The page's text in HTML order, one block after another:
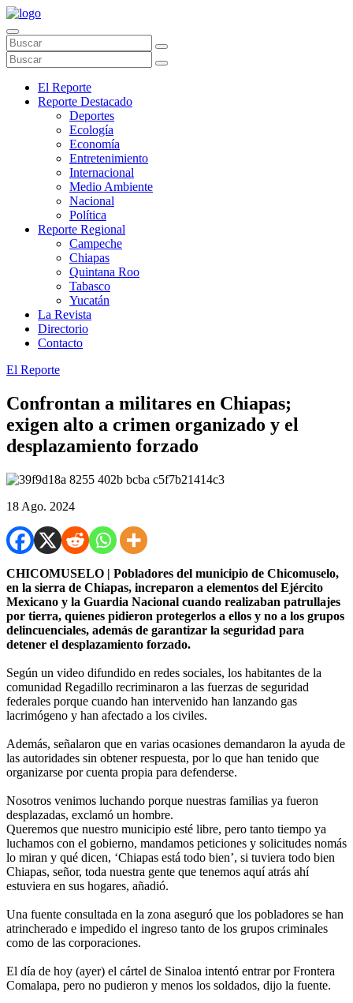
El Reporte
Reporte Destacado
Deportes
Ecología
Economía
Entretenimiento
Internacional
Medio Ambiente
Nacional
Política
Reporte Regional
Campeche
Chiapas
Quintana Roo
Tabasco
Yucatán
La Revista
Directorio
Contacto
El Reporte
Confrontan a militares en Chiapas;
exigen alto a crimen organizado y el
desplazamiento forzado
18 Ago. 2024
CHICOMUSELO | Pobladores del municipio de Chicomuselo,
en la sierra de Chiapas, increparon a elementos del Ejército
Mexicano y la Guardia Nacional cuando realizaban patrullajes
por tierra, quienes pidieron protegerlos a ellos y no a los grupos
delincuenciales, además de garantizar la seguridad para
detener el desplazamiento forzado.
Según un video difundido en redes sociales, los habitantes de la
comunidad Regadillo recriminaron a las fuerzas de seguridad
federales porque cuando han intervenido han lanzando gas
lacrimógeno y han afectado a los civiles.
Además, señalaron que en varias ocasiones demandaron la ayuda de
las autoridades sin obtener respuesta, por lo que han tenido que
organizarse por cuenta propia para defenderse.
Nosotros venimos luchando porque nuestras familias ya fueron
desplazadas, exclamó un hombre.
Queremos que nuestro municipio esté libre, pero tanto tiempo ya
luchamos con el gobierno, mandamos peticiones y solicitudes nomás
lo miran y qué dicen, ‘Chiapas está todo bien’, si tuviera todo bien
Chiapas, señor, toda nuestra gente que tenemos aquí atrás ahí
estuviera en sus hogares, añadió.
Una fuente consultada en la zona aseguró que los pobladores se han
atrincherado e impedido el ingreso tanto de los grupos criminales
como de las corporaciones.
El día de hoy (ayer) el cártel de Sinaloa intentó entrar por Frontera
Comalapa, pero no pudieron y menos los soldados, dijo la fuente.